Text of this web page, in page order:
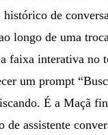
de
longo de uma
faixa interativa no
um prompt
É a Maçã
de assistente